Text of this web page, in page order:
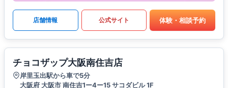
店舗情報 公式サイト 体験・相談予約
チョコザップ大阪南住吉店
岸里玉出駅から車で5分
大阪府 大阪市 南住吉1ー4ー15 サコダビル 1F